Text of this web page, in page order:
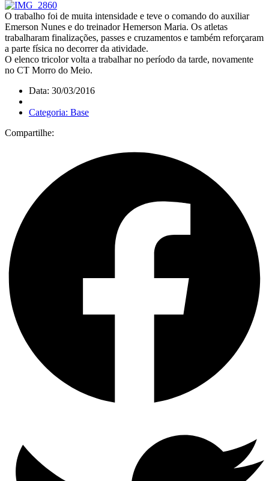
O trabalho foi de muita intensidade e teve o comando do auxiliar
Emerson Nunes e do treinador Hemerson Maria. Os atletas
trabalharam finalizações, passes e cruzamentos e também reforçaram
a parte física no decorrer da atividade.
O elenco tricolor volta a trabalhar no período da tarde, novamente
no CT Morro do Meio.
Data: 30/03/2016
Categoria: Base
Compartilhe: